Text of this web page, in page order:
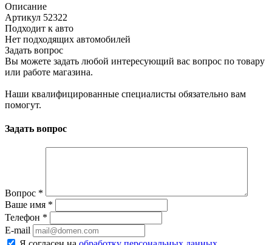
Описание
Артикул 52322
Подходит к авто
Нет подходящих автомобилей
Задать вопрос
Вы можете задать любой интересующий вас вопрос по товару
или работе магазина.
Наши квалифицированные специалисты обязательно вам
помогут.
Задать вопрос
Вопрос *
Ваше имя *
Телефон *
E-mail